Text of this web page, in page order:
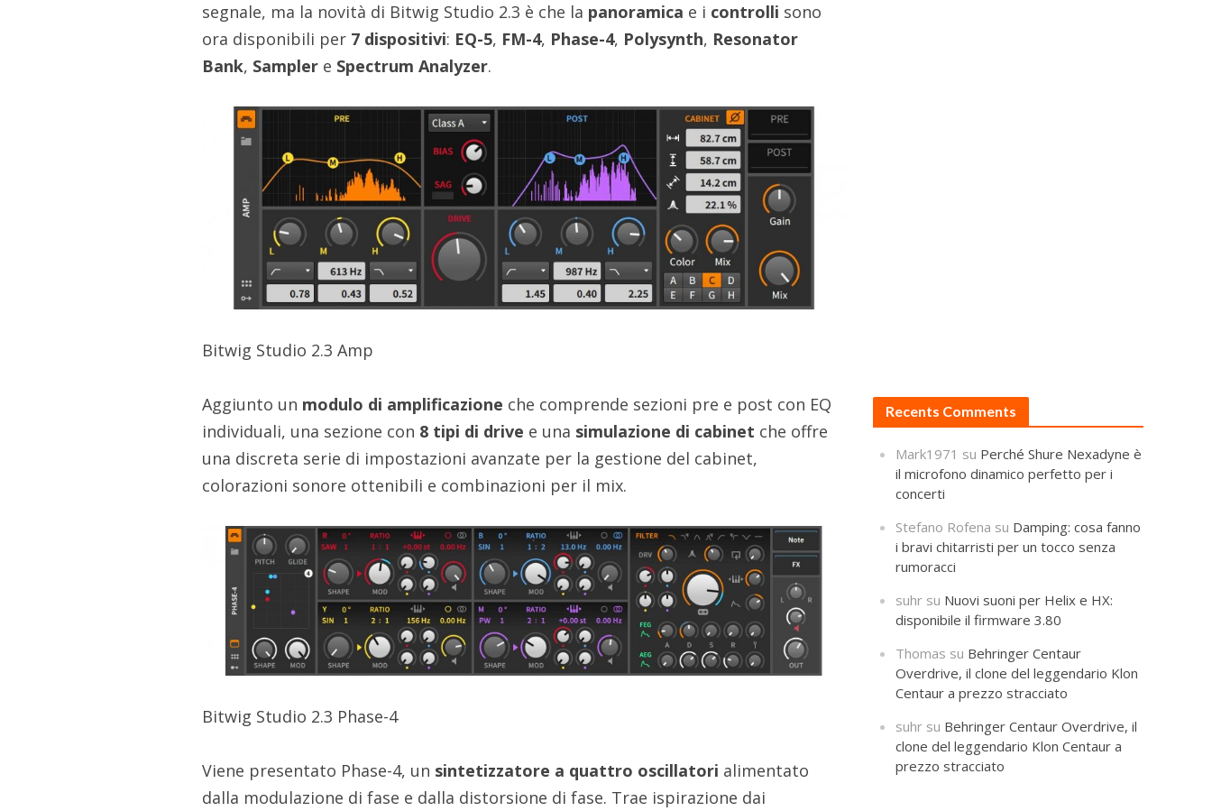
segnale, ma la novità di Bitwig Studio 2.3 è che la panoramica e i controlli sono
ora disponibili per 7 dispositivi: EQ-5, FM-4, Phase-4, Polysynth, Resonator
Bank, Sampler e Spectrum Analyzer.
Bitwig Studio 2.3 Amp
Aggiunto un modulo di amplificazione che comprende sezioni pre e post con EQ
individuali, una sezione con 8 tipi di drive e una simulazione di cabinet che offre
una discreta serie di impostazioni avanzate per la gestione del cabinet,
colorazioni sonore ottenibili e combinazioni per il mix.
Bitwig Studio 2.3 Phase-4
Viene presentato Phase-4, un sintetizzatore a quattro oscillatori alimentato
dalla modulazione di fase e dalla distorsione di fase. Trae ispirazione dai
Recents Comments
Mark1971 su Perché Shure Nexadyne è
il microfono dinamico perfetto per i
concerti
Stefano Rofena su Damping: cosa fanno
i bravi chitarristi per un tocco senza
rumoracci
suhr su Nuovi suoni per Helix e HX:
disponibile il firmware 3.80
Thomas su Behringer Centaur
Overdrive, il clone del leggendario Klon
Centaur a prezzo stracciato
suhr su Behringer Centaur Overdrive, il
clone del leggendario Klon Centaur a
prezzo stracciato